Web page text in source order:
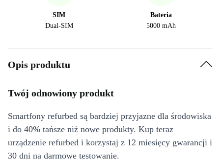
SIM
Dual-SIM
Bateria
5000 mAh
Opis produktu
Twój odnowiony produkt
Smartfony refurbed są bardziej przyjazne dla środowiska
i do 40% tańsze niż nowe produkty. Kup teraz
urządzenie refurbed i korzystaj z 12 miesięcy gwarancji i
30 dni na darmowe testowanie.